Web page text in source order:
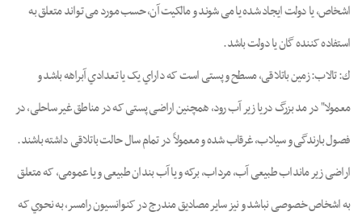
اﺷﺨﺎص، ﯾﺎ دوﻟﺖ اﯾﺠﺎد ﺷﺪه ﯾﺎ ﻣﯽ ﺷﻮﻧﺪ و ﻣﺎﻟﮑﯿﺖ آن، ﺣﺴﺐ ﻣﻮرد ﻣﯽ ﺗﻮاﻧﺪ ﻣﺘﻌﻠﻖ ﺑﻪ
اﺳﺘﻔﺎده ﮐﻨﻨﺪه ﮔﺎن ﯾﺎ دوﻟﺖ ﺑﺎﺷﺪ.
ك: ﺗﺎﻻب: زﻣﯿﻦ ﺑﺎﺗﻼﻗﯽ، ﻣﺴﻄﺢ و ﭘﺴﺘﯽ اﺳﺖ ﮐﻪ داراي ﯾﮏ ﯾﺎ ﺗﻌﺪادي آﺑﺮاﻫﻪ ﺑﺎﺷﺪ و
ﻣﻌﻤﻮﻻ" در ﻣﺪ ﺑﺰرگ درﯾﺎ زﯾﺮ آب رود، ﻫﻤﭽﻨﯿﻦ اراﺿﯽ ﭘﺴﺘﯽ ﮐﻪ در ﻣﻨﺎﻃﻖ ﻏﯿﺮ ﺳﺎﺣﻠﯽ، در
ﻓﺼﻮل ﺑﺎرﻧﺪﮔﯽ و ﺳﯿﻼب، ﻏﺮﻗﺎب ﺷﺪه و ﻣﻌﻤﻮﻻً در ﺗﻤﺎم ﺳﺎل ﺣﺎﻟﺖ ﺑﺎﺗﻼﻗﯽ داﺷﺘﻪ ﺑﺎﺷﻨﺪ.
اراﺿﯽ زﯾﺮ ﻣﺎﻧﺪاب ﻃﺒﯿﻌﯽ آب، ﻣﺮداب، ﺑﺮﮐﻪ و ﯾﺎ آب ﺑﻨﺪان ﻃﺒﯿﻌﯽ و ﯾﺎ ﻋﻤﻮﻣﯽ، ﮐﻪ ﻣﺘﻌﻠﻖ
ﺑﻪ اﺷﺨﺎص ﺧﺼﻮﺻﯽ ﻧﺒﺎﺷﺪ و ﻧﯿﺰ ﺳﺎﯾﺮ ﻣﺼﺎدﯾﻖ ﻣﻨﺪرج در ﮐﻨﻮاﻧﺴﯿﻮن راﻣﺴﺮ، به ﻧﺤﻮي ﮐﻪ